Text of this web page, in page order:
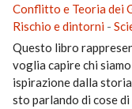
Conflitto e Teoria dei
Rischio e dintorni -
Questo libro
voglia capire chi
ispirazione dalla
sto parlando di cose